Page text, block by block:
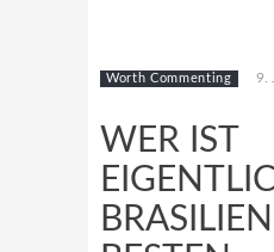
Worth Commenting 9.
WER IST